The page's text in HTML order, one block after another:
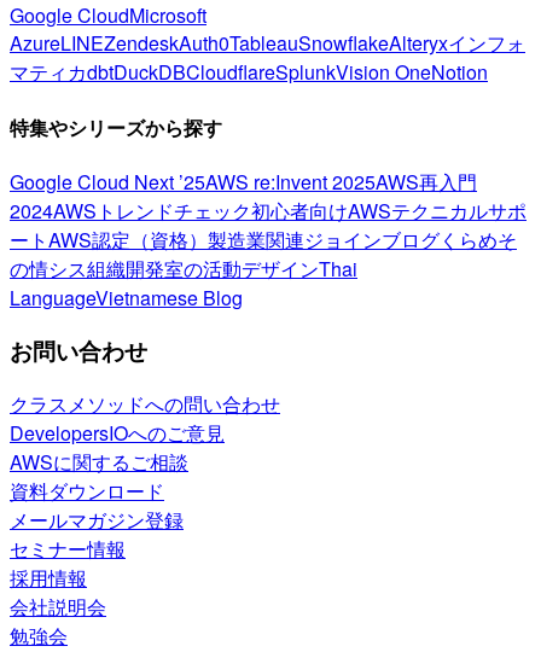
Google CloudMicrosoft
AzureLINEZendeskAuth0TableauSnowflakeAlteryxインフォ
マティカdbtDuckDBCloudflareSplunkVision OneNotion
特集やシリーズから探す
Google Cloud Next ’25AWS re:Invent 2025AWS再入門
2024AWSトレンドチェック初心者向けAWSテクニカルサポ
ートAWS認定（資格） 製造業関連ジョインブログくらめそ
の情シス組織開発室の活動デザインThai
LanguageVietnamese Blog
お問い合わせ
クラスメソッドへの問い合わせ
DevelopersIOへのご意見
AWSに関するご相談
資料ダウンロード
メールマガジン登録
セミナー情報
採用情報
会社説明会
勉強会